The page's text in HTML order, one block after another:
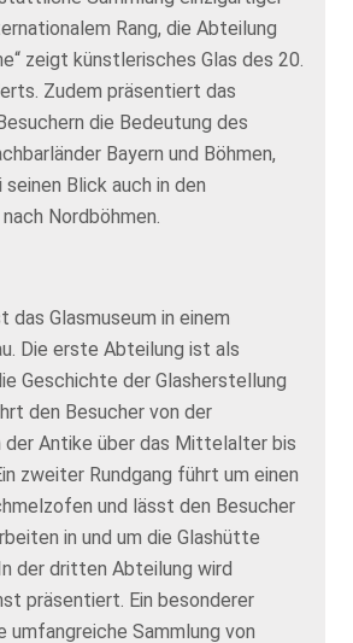
Rang, die Abteilung
zeigt künstlerisches Glas des 20.
Zudem präsentiert das
die Bedeutung des
Bayern und Böhmen,
Blick auch in den
Nordböhmen.
das Glasmuseum in einem
Die erste Abteilung ist als
Geschichte der Glasherstellung
den Besucher von der
der Antike über das Mittelalter bis
zweiter Rundgang führt um einen
und lässt den Besucher
in und um die Glashütte
der dritten Abteilung wird
präsentiert. Ein besonderer
umfangreiche Sammlung von